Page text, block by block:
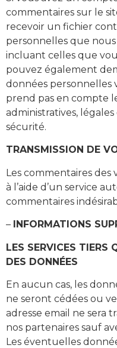
commentaires sur le
recevoir un fichier
personnelles que
incluant celles que
pouvez également
données personnelles
prend pas en compte
administratives,
sécurité.
TRANSMISSION DE
Les commentaires
à l’aide d’un service
commentaires
– INFORMATIONS
LES SERVICES TIERS
DES DONNÉES
En aucun cas, les
ne seront cédées ou
adresse email ne sera
nos partenaires sauf
Les éventuelles